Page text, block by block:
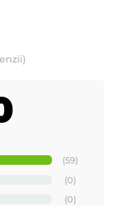
(59)
(0)
(0)